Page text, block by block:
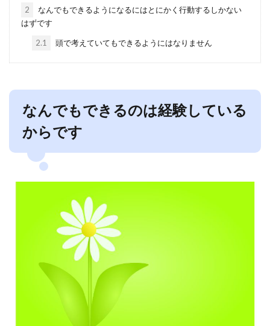
2
なんでもできるようになるにはとにかく行動するしかない
はずです
2.1 頭で考えていてもできるようにはなりません
なんでもできるのは経験している
からです